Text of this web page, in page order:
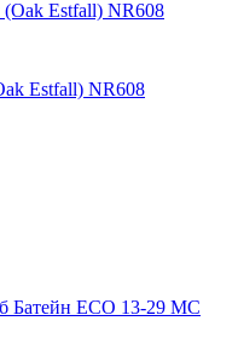
Estfall) NR608